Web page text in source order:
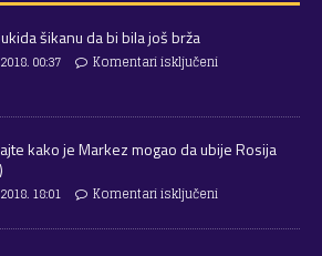
šikanu da bi bila još brža
00:37 Komentari isključeni
kako je Markez mogao da ubije Rosija
18:01 Komentari isključeni